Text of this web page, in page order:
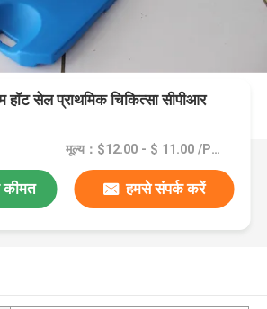
सेल प्राथमिक चिकित्सा सीपीआर
मूल्य：$12.00 - $ 11.00 /Pieces >=20 Pieces
कीमत हमसे संपर्क करें